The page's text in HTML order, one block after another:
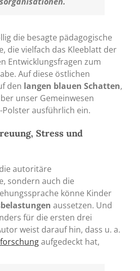
die besagte pädagogische
die vielfach das Kleeblatt der
Entwicklungsfragen zum
Auf diese östlichen
den langen blauen Schatten,
unser Gemeinwesen
Polster ausführlich ein.
Stress und
autoritäre
sondern auch die
könne Kinder
aussetzen. Und
für die ersten drei
weist darauf hin, dass u. a.
aufgedeckt hat,